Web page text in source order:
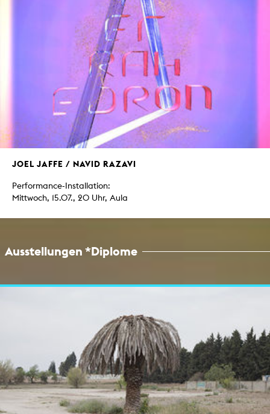
JOEL JAFFE / NAVID RAZAVI
Performance-Installation:
Mittwoch, 15.07., 20 Uhr, Aula
Ausstellungen *Diplome